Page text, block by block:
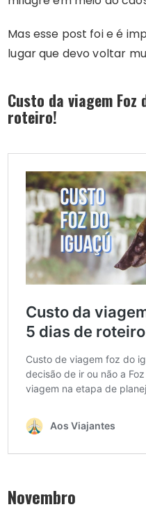
Mas esse post foi e é
lugar que devo voltar
Custo da viagem Foz
roteiro!
Novembro